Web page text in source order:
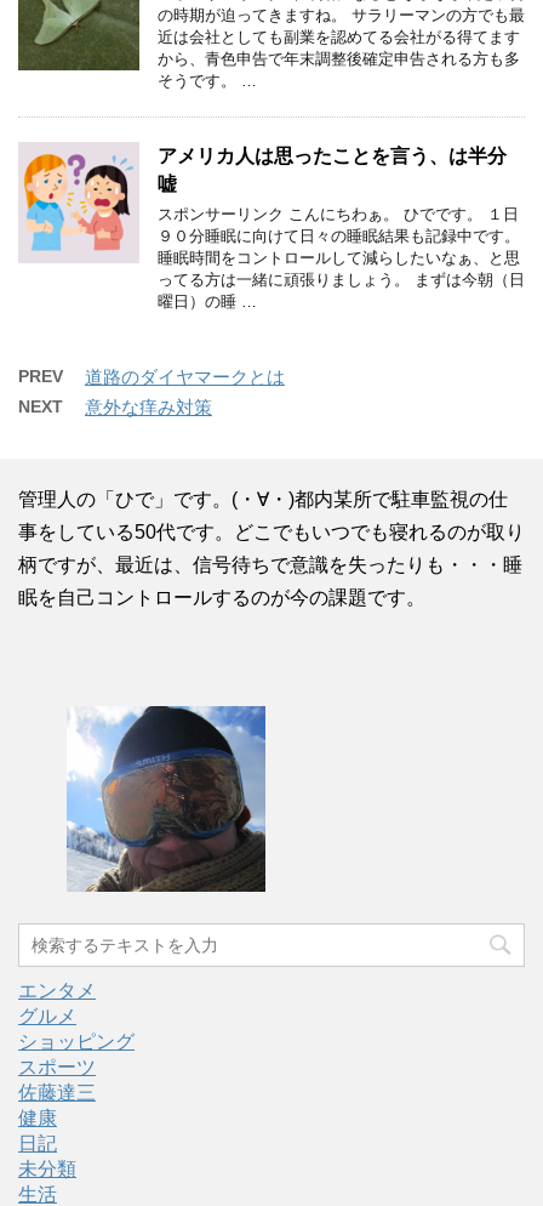
の時期が迫ってきますね。 サラリーマンの方でも最
近は会社としても副業を認めてる会社がる得てます
から、青色申告で年末調整後確定申告される方も多
そうです。 …
アメリカ人は思ったことを言う、は半分
嘘
スポンサーリンク こんにちわぁ。 ひでです。 １日
９０分睡眠に向けて日々の睡眠結果も記録中です。
睡眠時間をコントロールして減らしたいなぁ、と思
ってる方は一緒に頑張りましょう。 まずは今朝（日
曜日）の睡 …
PREV 道路のダイヤマークとは
NEXT 意外な痒み対策
管理人の「ひで」です。(・∀・)都内某所で駐車監視の仕
事をしている50代です。どこでもいつでも寝れるのが取り
柄ですが、最近は、信号待ちで意識を失ったりも・・・睡
眠を自己コントロールするのが今の課題です。
エンタメ
グルメ
ショッピング
スポーツ
佐藤達三
健康
日記
未分類
生活